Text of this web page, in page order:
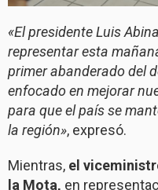
«El presidente Luis
representar esta
primer abanderado del
enfocado en mejorar
para que el país se
la región», expresó.
Mientras, el
la Mota, en